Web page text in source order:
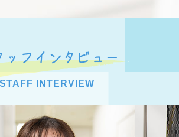
ッフインタビュー
STAFF INTERVIEW